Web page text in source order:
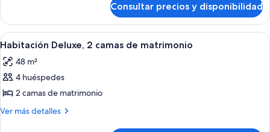
cama
de
matrimonio
grande
Deluxe,
cama
matrimonio
grande
Consultar precios y disponibilidad
Abrir
todas
las
fotos
de
Habitación
Habitación de hotel con dos camas,
7
Habitación Deluxe, 2 camas de matrimonio
48 m²
4 huéspedes
2 camas de matrimonio
Ver más detalles
Más